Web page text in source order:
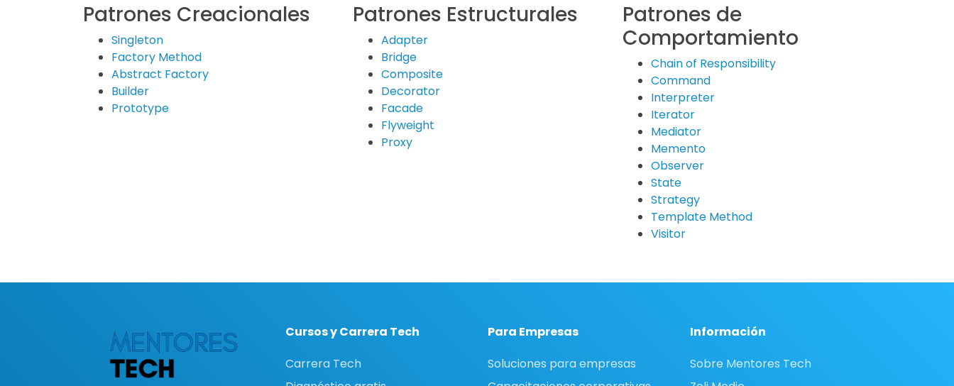
Patrones Creacionales
Singleton
Factory Method
Abstract Factory
Builder
Prototype
Patrones Estructurales
Adapter
Bridge
Composite
Decorator
Facade
Flyweight
Proxy
Patrones de
Comportamiento
Chain of Responsibility
Command
Interpreter
Iterator
Mediator
Memento
Observer
State
Strategy
Template Method
Visitor
Cursos y Carrera Tech
Carrera Tech
Para Empresas
Soluciones para empresas
Información
Sobre Mentores Tech